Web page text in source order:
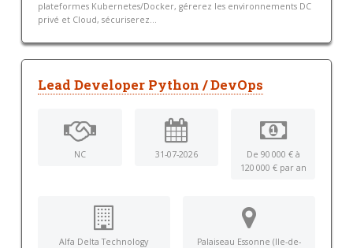
plateformes Kubernetes/Docker, gérerez les environnements DC
privé et Cloud, sécuriserez...
Lead Developer Python / DevOps
NC 31-07-2026
De 90 000 € à
120 000 € par an
Alfa Delta Technology
Palaiseau Essonne (Ile-de-